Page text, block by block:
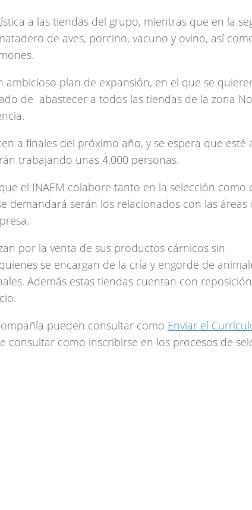
a las tiendas del grupo, mientras que en la
de aves, porcino, vacuno y ovino, así
plan de expansión, en el que se
de abastecer a todos las tiendas de la zona
a finales del próximo año, y se espera que esté
trabajando unas 4.000 personas.
el INAEM colabore tanto en la selección como
demandará serán los relacionados con las áreas
por la venta de sus productos cárnicos sin
se encargan de la cría y engorde de
Además estas tiendas cuentan con
pueden consultar como Enviar el
consultar como inscribirse en los procesos de